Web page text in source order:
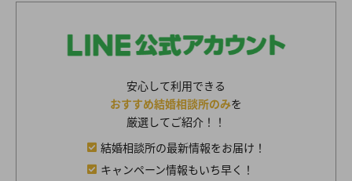
安心して利用できる
おすすめ結婚相談所のみを
厳選してご紹介！！
結婚相談所の最新情報をお届け！
キャンペーン情報もいち早く！